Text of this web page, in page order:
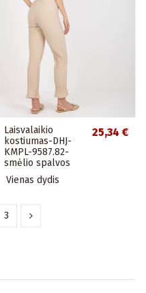
Laisvalaikio
kostiumas-DHJ-
KMPL-9587.82-
smėlio spalvos
25,34 €
Vienas dydis
3